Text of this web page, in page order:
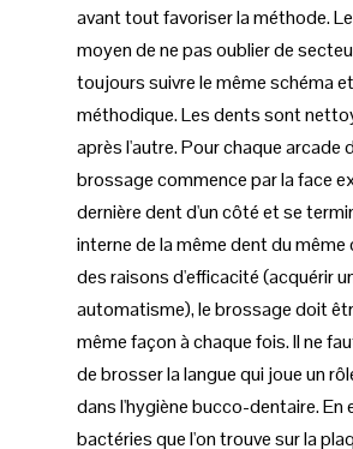
avant tout favoriser la méthode.
moyen de ne pas oublier de
toujours suivre le même schéma
méthodique. Les dents sont
après l'autre. Pour chaque arcade
brossage commence par la face
dernière dent d'un côté et se
interne de la même dent du même
des raisons d'efficacité (acquérir
automatisme), le brossage doit
même façon à chaque fois. Il ne
de brosser la langue qui joue un
dans l'hygiène bucco-dentaire. En
bactéries que l'on trouve sur la